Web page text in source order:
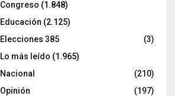
Congreso (1.848)
Educación (2.125)
Elecciones 385
(3)
Lo más leído (1.965)
Nacional
(210)
Opinión
(197)